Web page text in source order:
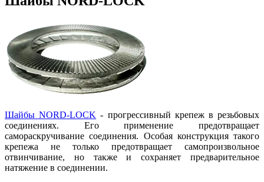
Шайбы NORD-LOCK - прогрессивный крепеж в резьбовых
соединениях. Его применение предотвращает
самораскручивание соединения. Особая конструкция такого
крепежа не только предотвращает самопроизвольное
отвинчивание, но также и сохраняет предварительное
натяжение в соединении.